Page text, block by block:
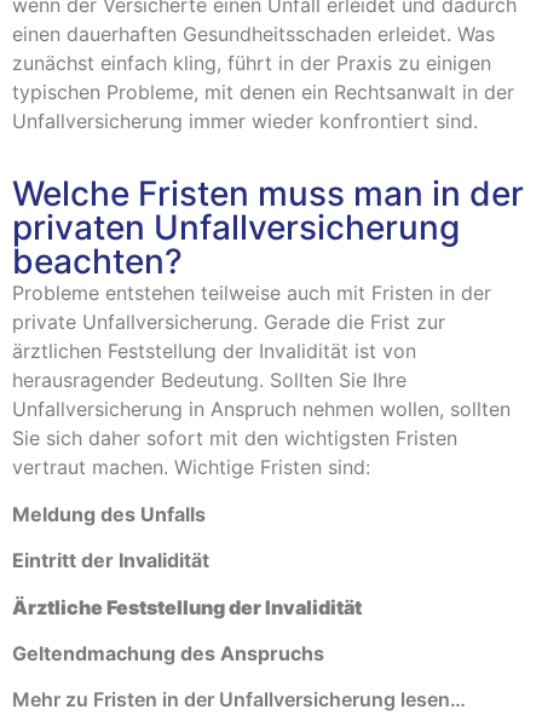
einen dauerhaften Gesundheitsschaden erleidet. Was
zunächst einfach kling, führt in der Praxis zu einigen
typischen Probleme, mit denen ein Rechtsanwalt in der
Unfallversicherung immer wieder konfrontiert sind.
Welche Fristen muss man in der
privaten Unfallversicherung
beachten?
Probleme entstehen teilweise auch mit Fristen in der
private Unfallversicherung. Gerade die Frist zur
ärztlichen Feststellung der Invalidität ist von
herausragender Bedeutung. Sollten Sie Ihre
Unfallversicherung in Anspruch nehmen wollen, sollten
Sie sich daher sofort mit den wichtigsten Fristen
vertraut machen. Wichtige Fristen sind:
Meldung des Unfalls
Eintritt der Invalidität
Ärztliche Feststellung der Invalidität
Geltendmachung des Anspruchs
Mehr zu Fristen in der Unfallversicherung lesen…